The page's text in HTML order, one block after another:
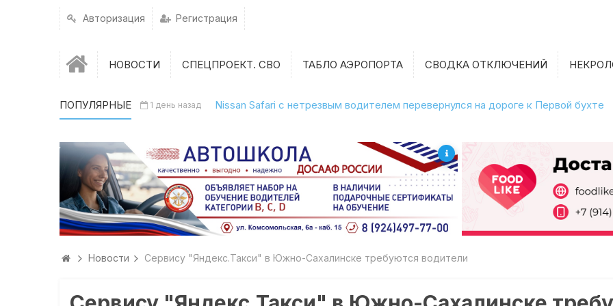
Авторизация Регистрация
НОВОСТИ СПЕЦПРОЕКТ. СВО ТАБЛО АЭРОПОРТА СВОДКА ОТКЛЮЧЕНИЙ
ПОПУЛЯРНЫЕ 1 день назад Nissan Safari с нетрезвым водителем перевернулся на дороге к Первой бухте
Новости Сервису "Яндекс.Такси" в Южно-Сахалинске требуются водители